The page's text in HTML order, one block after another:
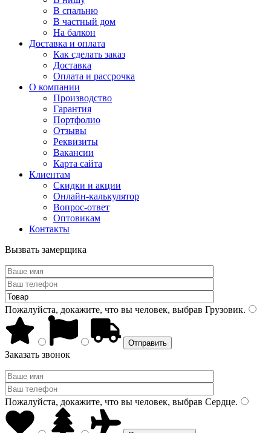
В спальню
В частный дом
На балкон
Доставка и оплата
Как сделать заказ
Доставка
Оплата и рассрочка
О компании
Производство
Гарантия
Портфолио
Отзывы
Реквизиты
Вакансии
Карта сайта
Клиентам
Скидки и акции
Онлайн-калькулятор
Вопрос-ответ
Оптовикам
Контакты
Вызвать замерщика
Пожалуйста, докажите, что вы человек, выбрав Грузовик.
Заказать звонок
Пожалуйста, докажите, что вы человек, выбрав Сердце.